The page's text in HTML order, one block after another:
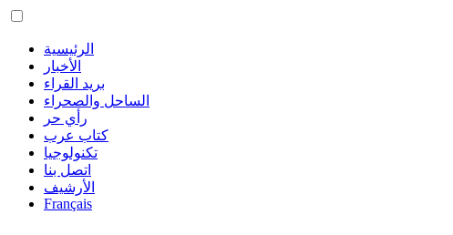
الرئيسية
الأخبار
بريد القراء
الساحل والصحراء
رأي حر
كتاب عرب
تكنولوجيا
اتصل بنا
الأرشيف
Français